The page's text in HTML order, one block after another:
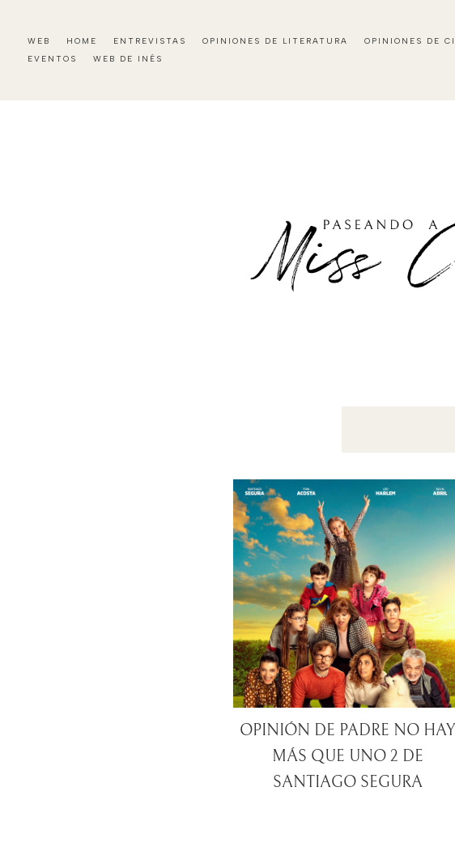
WEB HOME ENTREVISTAS OPINIONES DE LITERATURA OPINIONES DE
EVENTOS
WEB DE INÉS
OPINIÓN DE PADRE NO HAY
MÁS QUE UNO 2 DE
SANTIAGO SEGURA